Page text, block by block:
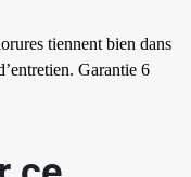
tiennent bien dans
Garantie 6